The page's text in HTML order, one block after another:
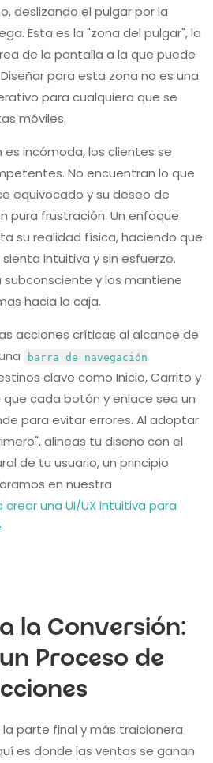
deslizando el pulgar por la
Esta es la "zona del pulgar", la
de la pantalla a la que puede
para esta zona no es una
para cualquiera que se
móviles.
incómoda, los clientes se
No encuentran lo que
equivocado y su deseo de
pura frustración. Un enfoque
su realidad física, haciendo que
intuitiva y sin esfuerzo.
y los mantiene
hacia la caja.
acciones críticas al alcance de
barra de navegación
clave como Inicio, Carrito y
cada botón y enlace sea un
para evitar errores. Al adoptar
alineas tu diseño con el
de tu usuario, un principio
en nuestra
una UI/UX intuitiva para
la Conversión:
Proceso de
parte final y más traicionera
es donde las ventas se ganan